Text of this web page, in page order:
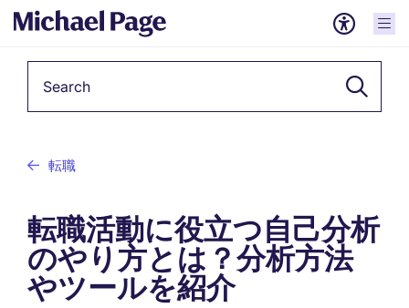
転職
転職活動に役立つ自己分析
のやり方とは？分析方法
やツールを紹介